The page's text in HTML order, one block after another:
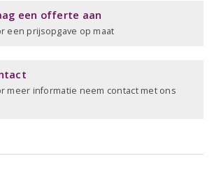
een offerte aan
een prijsopgave op maat
meer informatie neem contact met ons